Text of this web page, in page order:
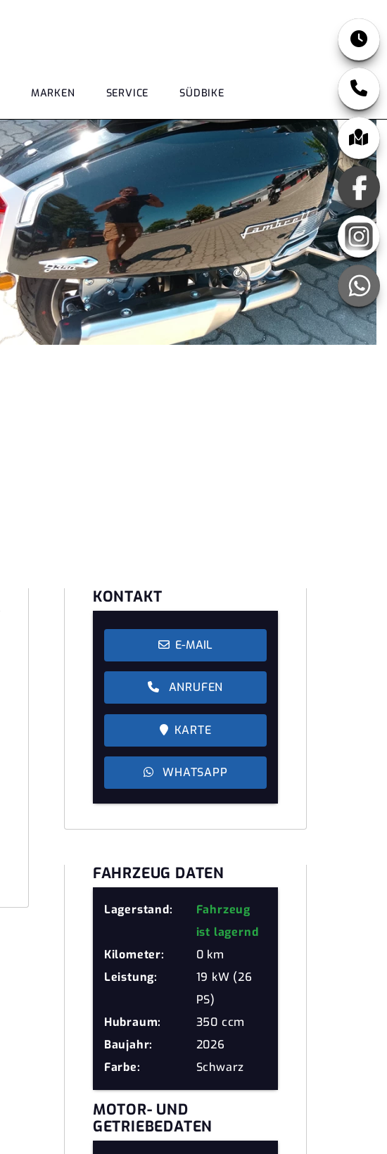
MARKEN SERVICE SÜDBIKE
KONTAKT
E-MAIL
ANRUFEN
KARTE
WHATSAPP
FAHRZEUG DATEN
Lagerstand:
Fahrzeug
ist lagernd
Kilometer:
0 km
Leistung:
19 kW (26
PS)
Hubraum:
350 ccm
Baujahr:
2026
Farbe:
Schwarz
MOTOR- UND
GETRIEBEDATEN